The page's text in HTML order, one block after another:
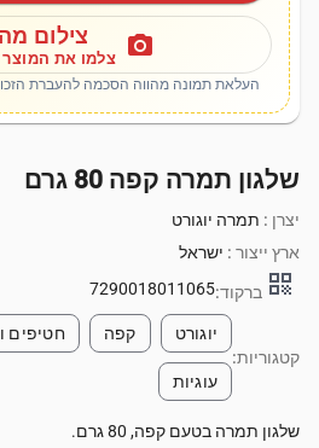
photo_camera צילום
צלמו את המוצר
העלאת תמונה מהווה הסכמה להעברת
שלגון תמרה קפה 80 גרם
יצרן : תמרה יוגורט
ארץ ייצור : ישראל
qr_code ברקוד:7290018011065
קטגוריות:
יוגורט קפה חטיפים
עוגיות
שלגון תמרה בטעם קפה, 80 גרם.